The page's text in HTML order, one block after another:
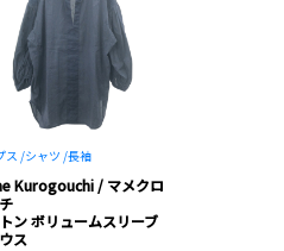
ス /シャツ /長袖
Kurogouchi / マメクロ
ン ボリュームスリーブ
ス